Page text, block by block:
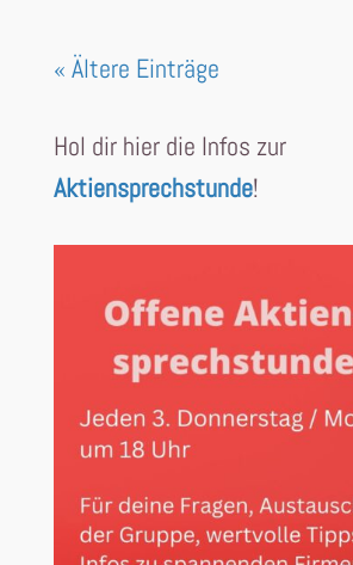
« Ältere Einträge
Hol dir hier die Infos zur
Aktiensprechstunde!